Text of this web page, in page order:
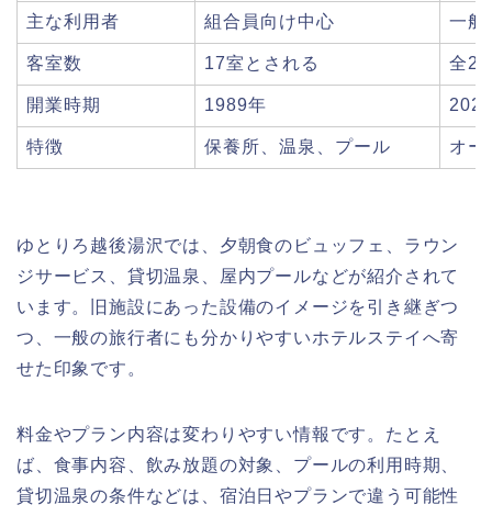
主な利用者 組合員向け中心 一般
客室数 17室とされる 全
開業時期 1989年
特徴 保養所、温泉、プール オー
ゆとりろ越後湯沢では、夕朝食のビュッフェ、ラウン
ジサービス、貸切温泉、屋内プールなどが紹介されて
います。旧施設にあった設備のイメージを引き継ぎつ
つ、一般の旅行者にも分かりやすいホテルステイへ寄
せた印象です。
料金やプラン内容は変わりやすい情報です。たとえ
ば、食事内容、飲み放題の対象、プールの利用時期、
貸切温泉の条件などは、宿泊日やプランで違う可能性